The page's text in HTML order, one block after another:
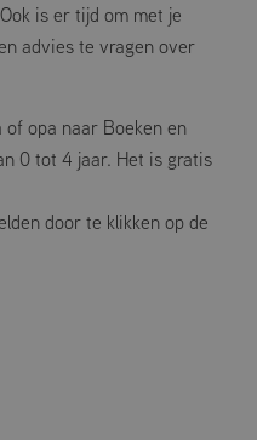
is er tijd om met je
advies te vragen over
of opa naar Boeken en
0 tot 4 jaar. Het is gratis
door te klikken op de